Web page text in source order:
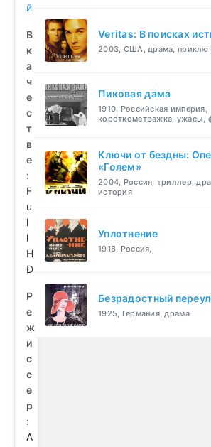
й
В
к
а
ч
е
с
т
в
е
:
F
u
l
l
H
D
Р
е
ж
и
с
с
е
р
:
А
Veritas: В поисках
2003, США, драма,
Пиковая дама
1910, Российская империя,
короткометражка, ужасы,
Ключи от бездны:
«Голем»
2004, Россия, триллер,
история
Уплотнение
1918, Россия,
Безрадостный
1925, Германия, драма